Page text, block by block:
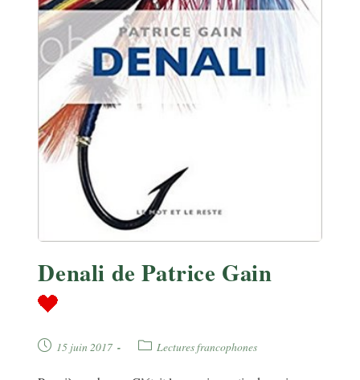
Denali de Patrice Gain
Publication
15 juin 2017
Post Lectures francophones